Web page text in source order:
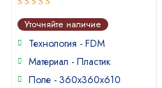
5out of 5
Уточняйте наличие
Технология - FDM
Материал - Пластик
Поле - 360x360x610